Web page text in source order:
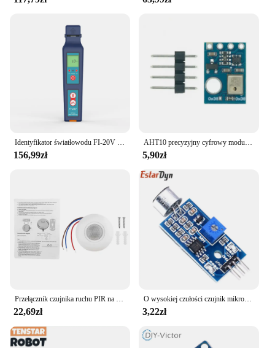
Identyfikator światłowodu FI-20V Równy OFI-40V 800~1700nm Wykryj długość fali Wskaźnik kierunku sygnału VFL 5-8km Światło LED
156,99zł
AHT10 precyzyjny cyfrowy moduł pomiaru czujnika temperatury i wilgotności komunikacja I2C wymień DHT11 SHT20 AM2302
5,90zł
Przełącznik czujnika ruchu PIR na podczerwień z z opóźnieniem czasowym czujnik indukcyjny wykrywania kąta stożka 360 stopni dla światła sufitowego LED na gorąco
22,69zł
O wysokiej czułości czujnik mikrofonu moduł czujnikowy dla AVR PIC KY-037 moduł czujnika wykrywania dźwięku czujnik dźwięku
3,22zł